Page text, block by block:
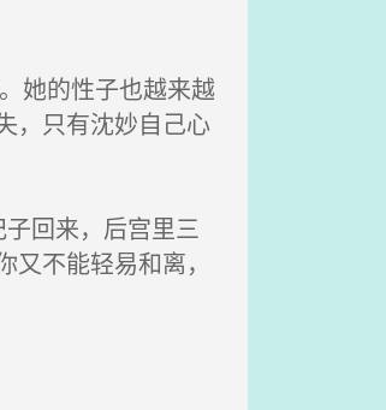
她的性子也越来越
，只有沈妙自己心
回来，后宫里三
不能轻易和离，